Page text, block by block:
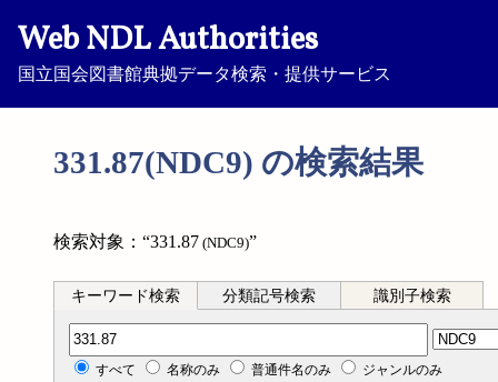
Web NDL Authorities
国立国会図書館典拠データ検索・提供サービス
331.87(NDC9) の検索結果
検索対象：“331.87 (NDC9)”
キーワード検索 分類記号検索 識別子検索
分類記号検索
すべて 名称のみ 普通件名のみ ジャンルのみ